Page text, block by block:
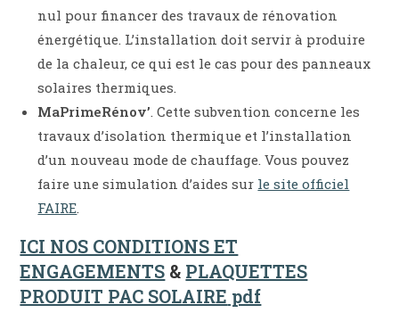
nul pour financer des travaux de rénovation
énergétique. L’installation doit servir à produire
de la chaleur, ce qui est le cas pour des panneaux
solaires thermiques.
MaPrimeRénov’. Cette subvention concerne les
travaux d’isolation thermique et l’installation
d’un nouveau mode de chauffage. Vous pouvez
faire une simulation d’aides sur le site officiel
FAIRE.
ICI NOS CONDITIONS ET
ENGAGEMENTS & PLAQUETTES
PRODUIT PAC SOLAIRE pdf